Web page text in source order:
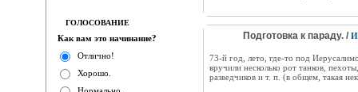
ГОЛОСОВАНИЕ
Как вам это начинание?
Отлично!
Хорошо.
Подготовка к параду. /
73-й год, лето, где-то под
вручили несколько рот танков,
разведчиков и т. п. (в общем, такая